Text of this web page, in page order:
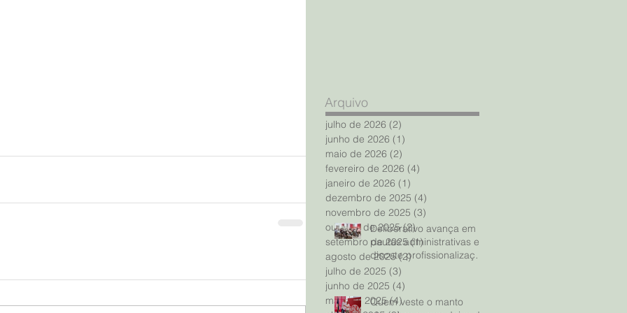
Arquivo
julho de 2026 (2)
junho de 2026 (1)
maio de 2026 (2)
fevereiro de 2026 (4)
janeiro de 2026 (1)
dezembro de 2025 (4)
novembro de 2025 (3)
outubro de 2025 (2)2 posts
setembro de 2025 (1)1 post
agosto de 2025 (2)2 posts
julho de 2025 (3)
junho de 2025 (4)
maio de 2025 (4)4 posts
Deliberativo avança em
pautas administrativas e
discute profissionalização
dos esportes olímpicos
Quem veste o manto